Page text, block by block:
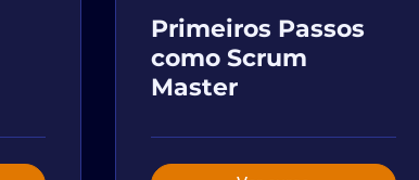
Primeiros Passos
como Scrum
Master